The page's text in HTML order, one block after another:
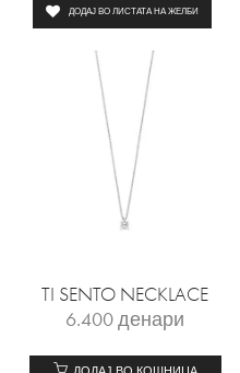
ДОДАЈ ВО ЛИСТАТА НА ЖЕЛБИ
TI SENTO NECKLACE
6.400денари